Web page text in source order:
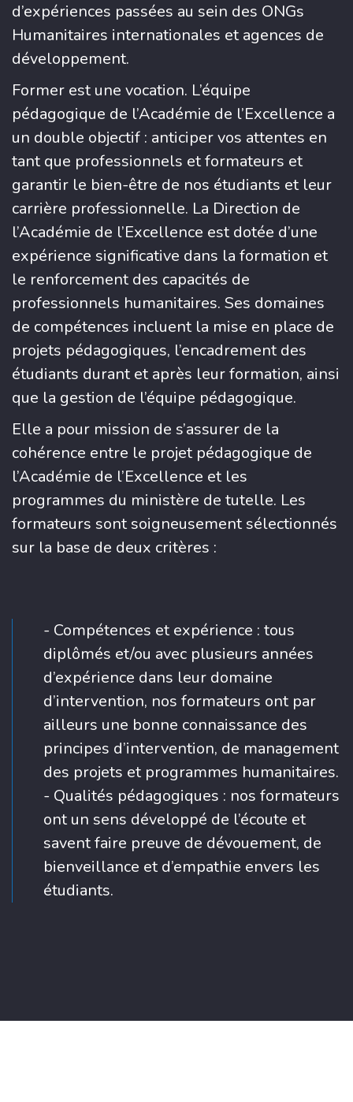
d’expériences passées au sein des ONGs
Humanitaires internationales et agences de
développement.
Former est une vocation. L’équipe
pédagogique de l’Académie de l’Excellence a
un double objectif : anticiper vos attentes en
tant que professionnels et formateurs et
garantir le bien-être de nos étudiants et leur
carrière professionnelle. La Direction de
l’Académie de l’Excellence est dotée d’une
expérience significative dans la formation et
le renforcement des capacités de
professionnels humanitaires. Ses domaines
de compétences incluent la mise en place de
projets pédagogiques, l’encadrement des
étudiants durant et après leur formation, ainsi
que la gestion de l’équipe pédagogique.
Elle a pour mission de s’assurer de la
cohérence entre le projet pédagogique de
l’Académie de l’Excellence et les
programmes du ministère de tutelle. Les
formateurs sont soigneusement sélectionnés
sur la base de deux critères :
- Compétences et expérience : tous
diplômés et/ou avec plusieurs années
d’expérience dans leur domaine
d’intervention, nos formateurs ont par
ailleurs une bonne connaissance des
principes d’intervention, de management
des projets et programmes humanitaires.
- Qualités pédagogiques : nos formateurs
ont un sens développé de l’écoute et
savent faire preuve de dévouement, de
bienveillance et d’empathie envers les
étudiants.